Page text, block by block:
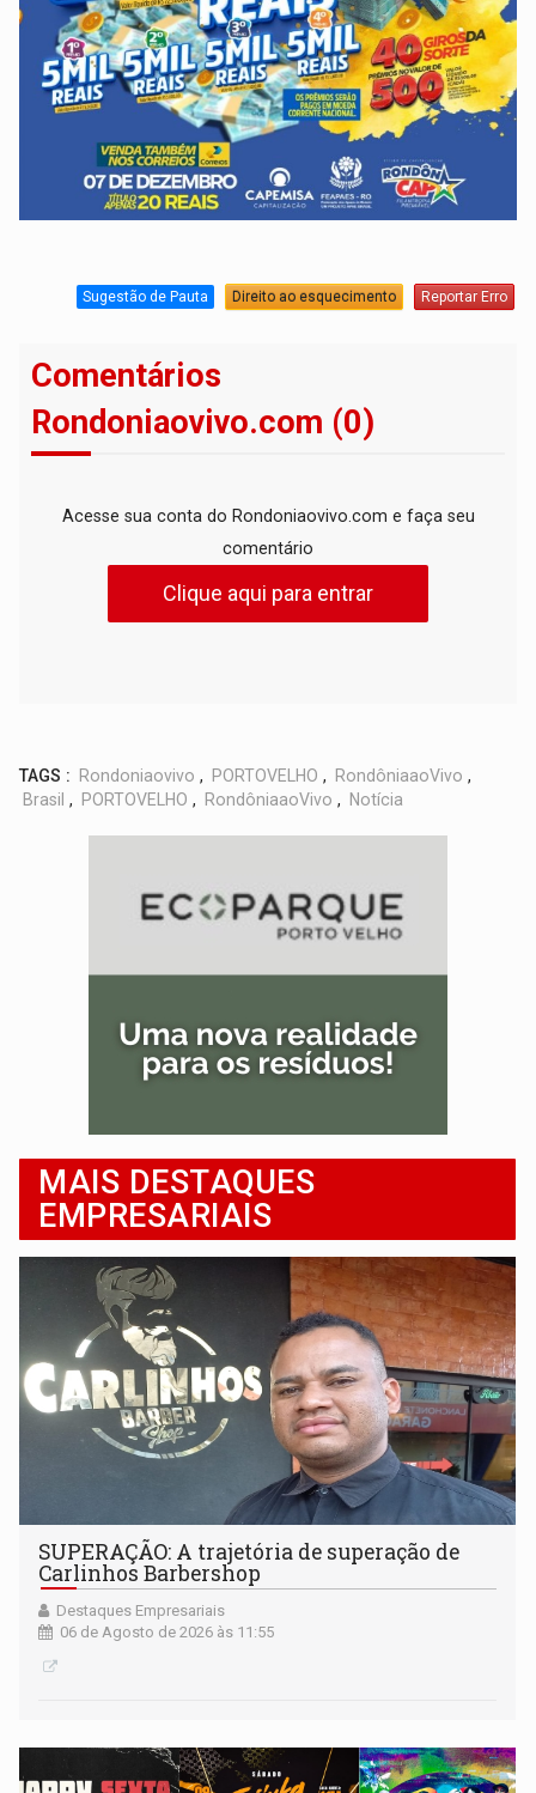
Sugestão de Pauta Direito ao esquecimento Reportar Erro
Comentários
Rondoniaovivo.com (0)
Acesse sua conta do Rondoniaovivo.com e faça seu
comentário
Clique aqui para entrar
TAGS : Rondoniaovivo , PORTOVELHO , RondôniaaoVivo ,
Brasil , PORTOVELHO , RondôniaaoVivo , Notícia
MAIS DESTAQUES
EMPRESARIAIS
SUPERAÇÃO: A trajetória de superação de
Carlinhos Barbershop
Destaques Empresariais
06 de Agosto de 2026 às 11:55